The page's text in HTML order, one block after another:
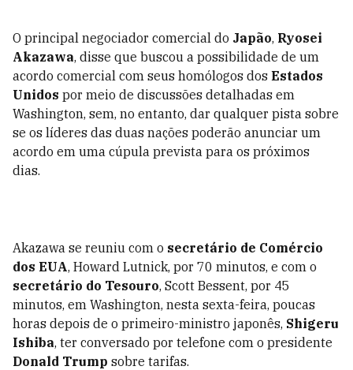
O principal negociador comercial do Japão, Ryosei
Akazawa, disse que buscou a possibilidade de um
acordo comercial com seus homólogos dos Estados
Unidos por meio de discussões detalhadas em
Washington, sem, no entanto, dar qualquer pista sobre
se os líderes das duas nações poderão anunciar um
acordo em uma cúpula prevista para os próximos
dias.
Akazawa se reuniu com o secretário de Comércio
dos EUA, Howard Lutnick, por 70 minutos, e com o
secretário do Tesouro, Scott Bessent, por 45
minutos, em Washington, nesta sexta-feira, poucas
horas depois de o primeiro-ministro japonês, Shigeru
Ishiba, ter conversado por telefone com o presidente
Donald Trump sobre tarifas.